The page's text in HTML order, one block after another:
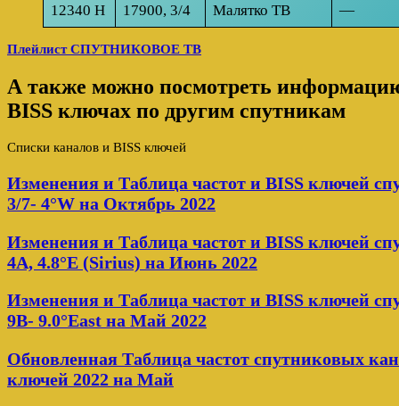
12340 H
17900, 3/4 Малятко ТВ —
Плейлист СПУТНИКОВОЕ ТВ
А также можно посмотреть
BISS ключах по другим спутникам
Списки каналов и BISS ключей
Изменения и Таблица частот и BISS ключей
3/7- 4°W на Октябрь 2022
Изменения и Таблица частот и BISS ключей
4A, 4.8°E (Sirius) на Июнь 2022
Изменения и Таблица частот и BISS ключей
9B- 9.0°East на Май 2022
Обновленная Таблица частот спутниковых
ключей 2022 на Май